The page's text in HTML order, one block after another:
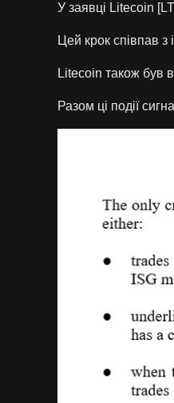
У заявці Litecoin
Цей крок співпав
Litecoin також був
Разом ці події